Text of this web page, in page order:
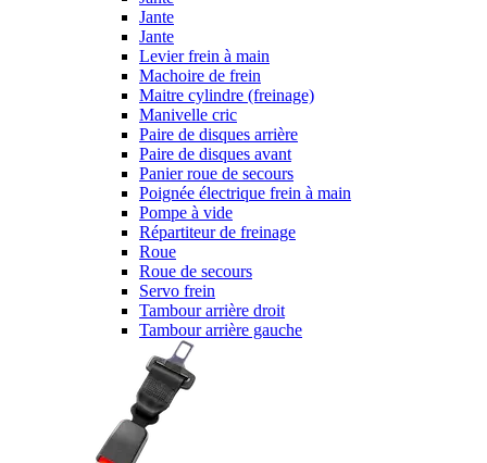
Jante
Jante
Levier frein à main
Machoire de frein
Maitre cylindre (freinage)
Manivelle cric
Paire de disques arrière
Paire de disques avant
Panier roue de secours
Poignée électrique frein à main
Pompe à vide
Répartiteur de freinage
Roue
Roue de secours
Servo frein
Tambour arrière droit
Tambour arrière gauche